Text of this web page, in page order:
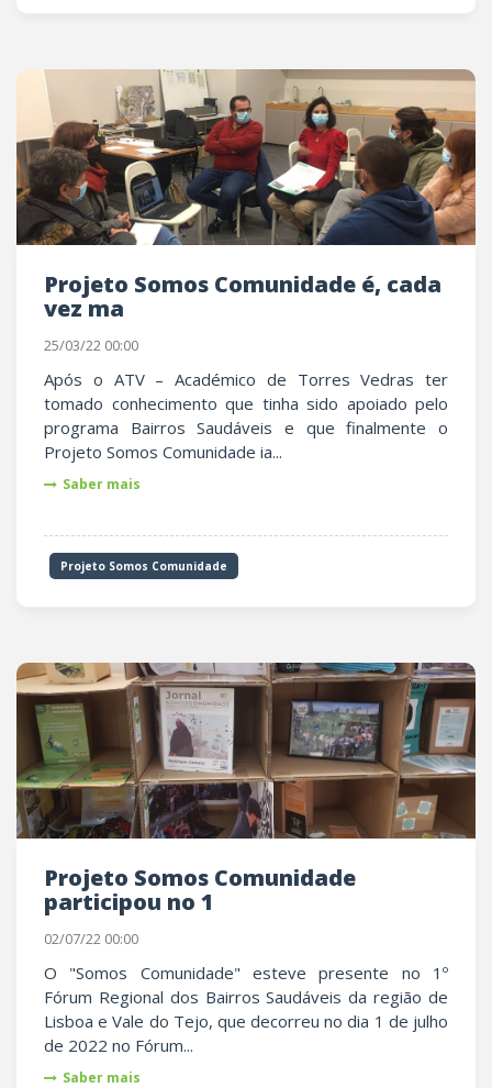
Projeto Somos Comunidade é, cada
vez ma
25/03/22 00:00
Após o ATV – Académico de Torres Vedras ter
tomado conhecimento que tinha sido apoiado pelo
programa Bairros Saudáveis e que finalmente o
Projeto Somos Comunidade ia...
Saber mais
Projeto Somos Comunidade
Projeto Somos Comunidade
participou no 1
02/07/22 00:00
O "Somos Comunidade" esteve presente no 1º
Fórum Regional dos Bairros Saudáveis da região de
Lisboa e Vale do Tejo, que decorreu no dia 1 de julho
de 2022 no Fórum...
Saber mais